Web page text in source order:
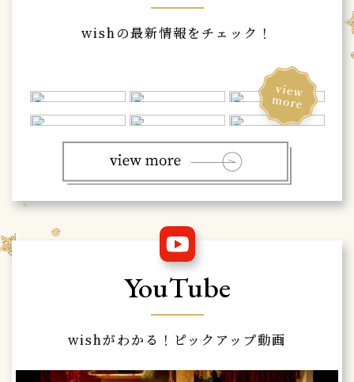
wishの最新情報をチェック！
YouTube
wishがわかる！ピックアップ動画